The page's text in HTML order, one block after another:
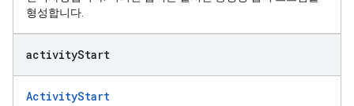
형성합니다.
activityStart
ActivityStart